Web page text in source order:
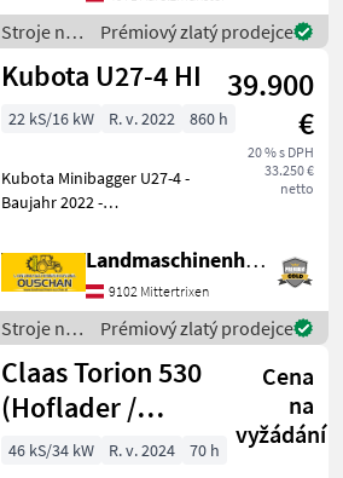
KAT 3 - mit Gabel für
Oberlenker Das Verkaufste
Stroje na
stavbu /
Sonstige
Prémiový zlatý prodejce
Kubota U27-4 HI
39.900
€
20 % s DPH
33.250 €
netto
22 kS/16 kW R. v. 2022 860 h
Kubota Minibagger U27-4 -
Baujahr 2022 -
Powertilt - hydr.
Schnellwechsler -
Böschungslöffel 100cm -
Zahnlöffel 70cm -
Schneidlöffel 4
Landmaschinenhandel Ouschan Anton
9102 Mittertrixen
Stroje na
stavbu /
Kubota
Prémiový zlatý prodejce
Claas Torion 530
(Hoflader /
Radlader)
Cena
na
vyžádání
46 kS/34 kW R. v. 2024
70 h